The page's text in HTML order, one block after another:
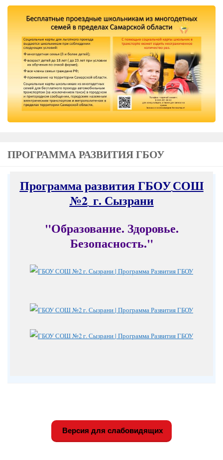
ПРОГРАММА РАЗВИТИЯ ГБОУ
Программа развития ГБОУСОШ
№2 г. Сызрани
"Образование. Здоровье.
Безопасность."
Версия для слабовидящих